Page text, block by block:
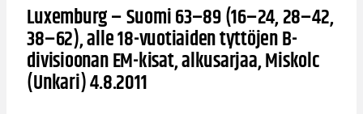
Luxemburg – Suomi 63–89 (16–24, 28–42,
38–62), alle 18-vuotiaiden tyttöjen B-
divisioonan EM-kisat, alkusarjaa, Miskolc
(Unkari) 4.8.2011